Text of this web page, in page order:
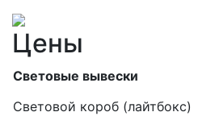
Цены
Световые вывески
Световой короб (лайтбокс)